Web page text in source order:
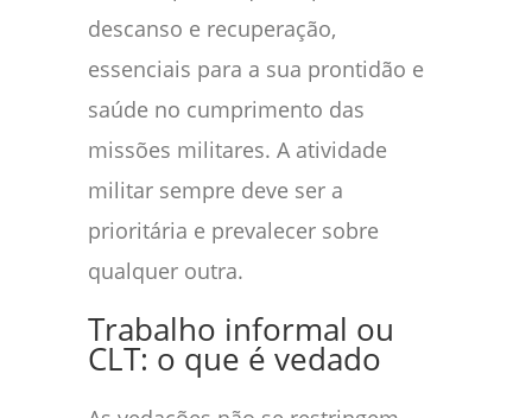
descanso e recuperação,
essenciais para a sua prontidão e
saúde no cumprimento das
missões militares. A atividade
militar sempre deve ser a
prioritária e prevalecer sobre
qualquer outra.
Trabalho informal ou
CLT: o que é vedado